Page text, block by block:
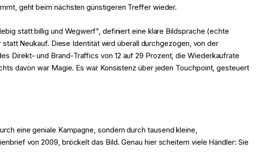
geht beim nächsten günstigeren Treffer wieder.
statt billig und Wegwerf", definiert eine klare Bildsprache (echte
Neukauf. Diese Identität wird überall durchgezogen, von der
Direkt- und Brand-Traffics von 12 auf 29 Prozent, die Wiederkaufrate
davon war Magie. Es war Konsistenz über jeden Touchpoint, gesteuert
eine geniale Kampagne, sondern durch tausend kleine,
von 2009, bröckelt das Bild. Genau hier scheitern viele Händler: Sie